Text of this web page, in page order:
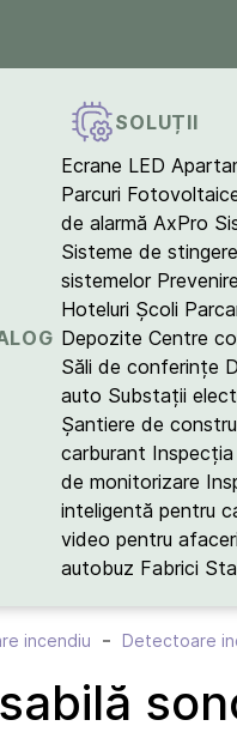
SOLUȚII
Ecrane LED
Parcuri
de alarmă AxPro
Sisteme de
sistemelor
Hoteluri Școli
Depozite Centre
Săli de conferințe
auto Substații
Șantiere de
carburant Inspecția
de monitorizare
inteligentă pentru
video pentru
autobuz Fabrici
incendiu Detectoare